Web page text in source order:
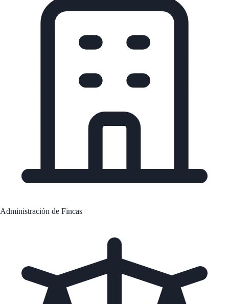
Administración de Fincas